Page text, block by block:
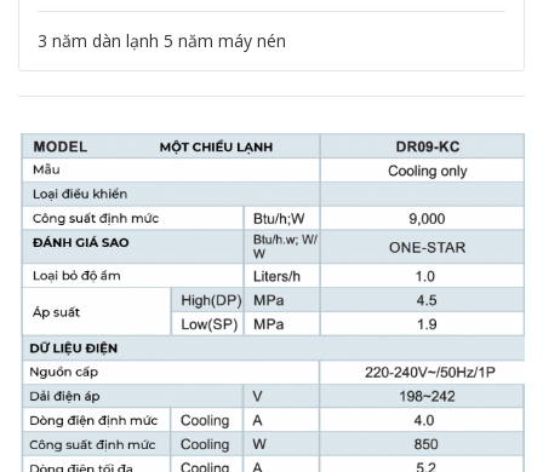
3 năm dàn lạnh 5 năm máy nén